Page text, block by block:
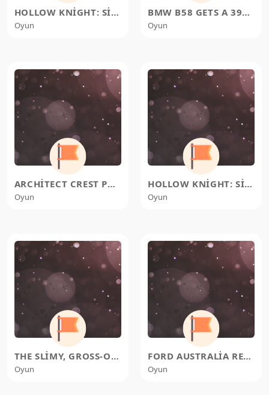
HOLLOW KNIGHT: SILKSONG'S 1
Oyun
BMW B58 GETS A 392-HP BOOST: IS
Oyun
ARCHITECT CREST PROVES THERE
Oyun
HOLLOW KNIGHT: SILKSONG 100% GUI
Oyun
THE SLIMY, GROSS-OUT BOSSES OF S
Oyun
FORD AUSTRALIA RECALLS 7,222 MUS
Oyun